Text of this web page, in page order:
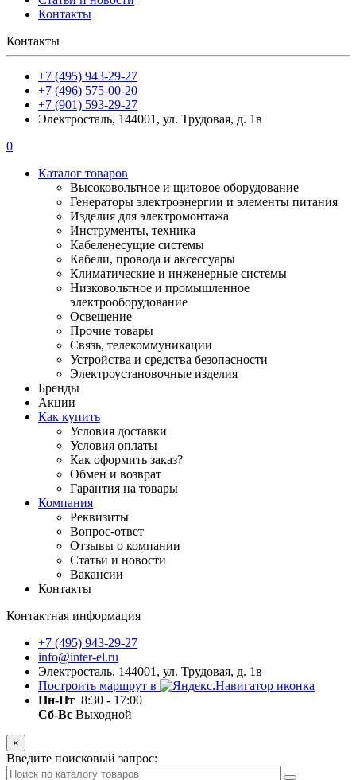
Контакты
Контакты
+7 (495) 943-29-27
+7 (496) 575-00-20
+7 (901) 593-29-27
Электросталь, 144001, ул. Трудовая, д. 1в
0
Каталог товаров
Высоковольтное и щитовое оборудование
Генераторы электроэнергии и элементы питания
Изделия для электромонтажа
Инструменты, техника
Кабеленесущие системы
Кабели, провода и аксессуары
Климатические и инженерные системы
Низковольтное и промышленное
электрооборудование
Освещение
Прочие товары
Связь, телекоммуникации
Устройства и средства безопасности
Электроустановочные изделия
Бренды
Акции
Как купить
Условия доставки
Условия оплаты
Как оформить заказ?
Обмен и возврат
Гарантия на товары
Компания
Реквизиты
Вопрос-ответ
Отзывы о компании
Статьи и новости
Вакансии
Контакты
Контактная информация
+7 (495) 943-29-27
info@inter-el.ru
Электросталь, 144001, ул. Трудовая, д. 1в
Построить маршрут в
Пн-Пт 8:30 - 17:00
Сб-Вс Выходной
×
Введите поисковый запрос: